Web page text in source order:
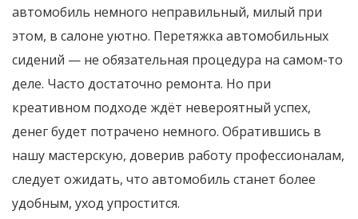
автомобиль немного неправильный, милый при
этом, в салоне уютно. Перетяжка автомобильных
сидений — не обязательная процедура на самом-то
деле. Часто достаточно ремонта. Но при
креативном подходе ждёт невероятный успех,
денег будет потрачено немного. Обратившись в
нашу мастерскую, доверив работу профессионалам,
следует ожидать, что автомобиль станет более
удобным, уход упростится.